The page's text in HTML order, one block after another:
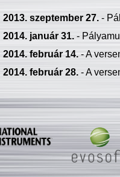
2013. szeptember 27.-
2014. január 31.-
2014. február 14.- A
2014. február 28.- A